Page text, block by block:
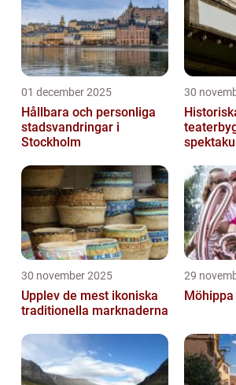
01 december 2025
Hållbara och personliga
stadsvandringar i
Stockholm
30
30 november 2025
Upplev de mest ikoniska
traditionella marknaderna
29